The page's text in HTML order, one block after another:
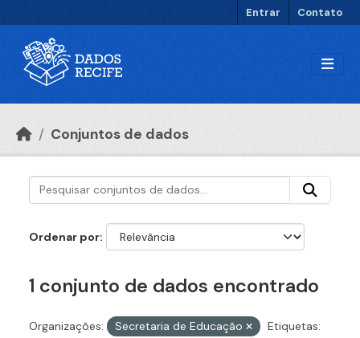
Entrar Contato
Conjuntos de dados
Ordenar por
1 conjunto de dados encontrado
Organizações: Secretaria de Educação
Etiquetas: